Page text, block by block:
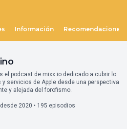
Información Recomendaciones
el podcast de mixx.io dedicado a cubrir lo
y servicios de Apple desde una perspectiva
y alejada del forofismo.
2020 • 195 episodios